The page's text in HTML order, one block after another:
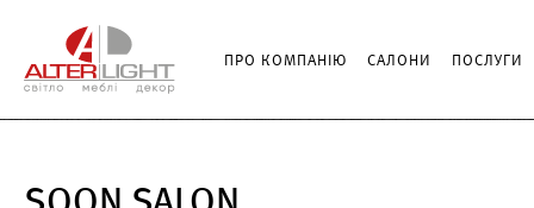
ПРО КОМПАНІЮ САЛОНИ ПОСЛУГИ